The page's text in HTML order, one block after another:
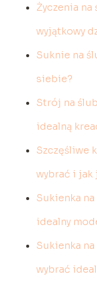
Życzenia
wyjątkowy
Suknie na
siebie?
Strój na
idealną
Szczęśliwe
wybrać i jak
Sukienka
idealny
Sukienka
wybrać